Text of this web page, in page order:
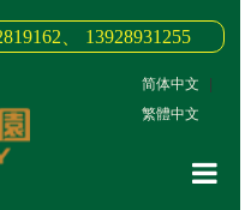
、 13928931255
简体中文
繁體中文